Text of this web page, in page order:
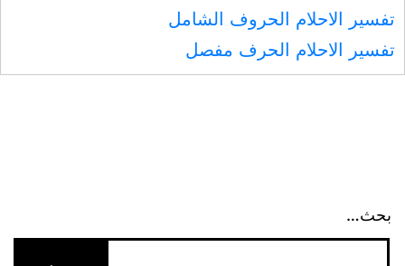
تفسير الاحلام الحروف الشامل
تفسير الاحلام الحرف مفصل
بحث…